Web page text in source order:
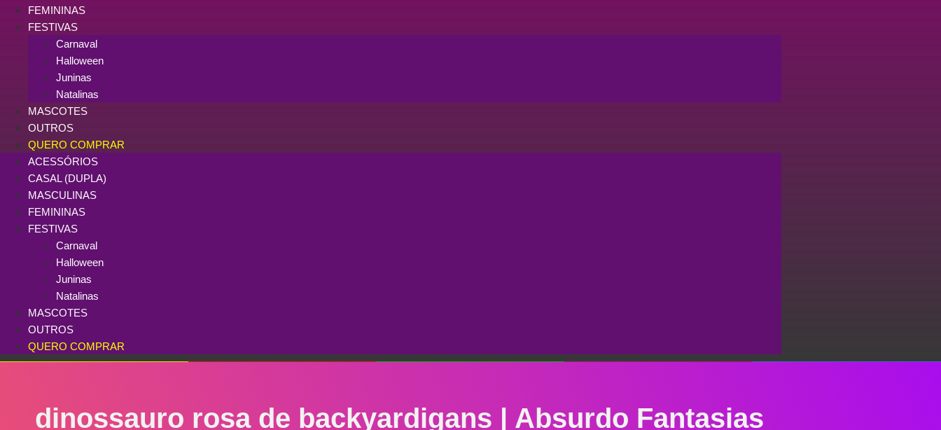
FEMININAS
FESTIVAS
Carnaval
Halloween
Juninas
Natalinas
MASCOTES
OUTROS
QUERO COMPRAR
ACESSÓRIOS
CASAL (DUPLA)
MASCULINAS
FEMININAS
FESTIVAS
Carnaval
Halloween
Juninas
Natalinas
MASCOTES
OUTROS
QUERO COMPRAR
dinossauro rosa de backyardigans | Absurdo Fantasias